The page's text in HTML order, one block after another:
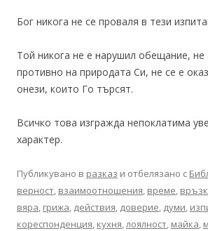
Бог никога не се проваля в тези
Той никога не е нарушил обещание, не
противно на природата Си, не се е
онези, които Го търсят.
Всичко това изгражда непоклатима
характер.
Публикувано в разказ и отбелязано с
верност, взаимоотношения, време,
вяра, грижа, действия, доверие, думи,
кореспонденция, кухня,лоялност, майка,